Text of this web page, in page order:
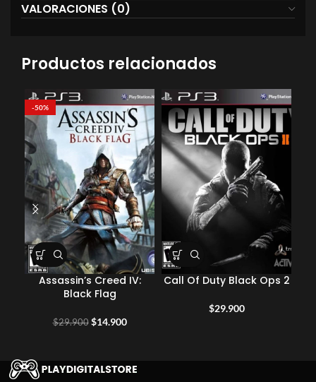
VALORACIONES (0)
Productos relacionados
-50%
Assassin’s Creed IV:
Black Flag
$29.900 El
$29.900.
$14.900El
$14.900.
Call Of Duty Black Ops 2
$29.900